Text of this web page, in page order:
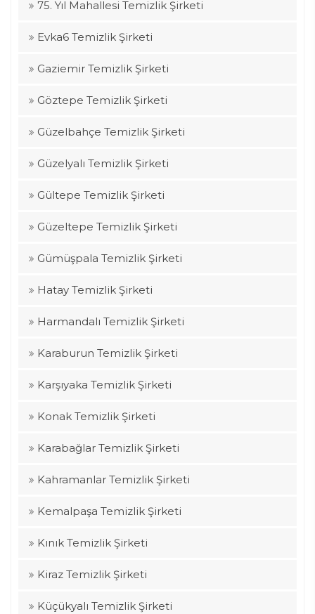
75. Yıl Mahallesi Temizlik Şirketi
Evka6 Temizlik Şirketi
Gaziemir Temizlik Şirketi
Göztepe Temizlik Şirketi
Güzelbahçe Temizlik Şirketi
Güzelyalı Temizlik Şirketi
Gültepe Temizlik Şirketi
Güzeltepe Temizlik Şirketi
Gümüşpala Temizlik Şirketi
Hatay Temizlik Şirketi
Harmandalı Temizlik Şirketi
Karaburun Temizlik Şirketi
Karşıyaka Temizlik Şirketi
Konak Temizlik Şirketi
Karabağlar Temizlik Şirketi
Kahramanlar Temizlik Şirketi
Kemalpaşa Temizlik Şirketi
Kınık Temizlik Şirketi
Kiraz Temizlik Şirketi
Küçükyalı Temizlik Şirketi